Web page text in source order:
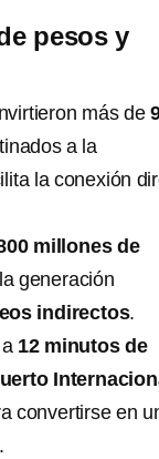
pesos y
más de
a la
la conexión
millones de
generación
indirectos.
12 minutos de
convertirse en